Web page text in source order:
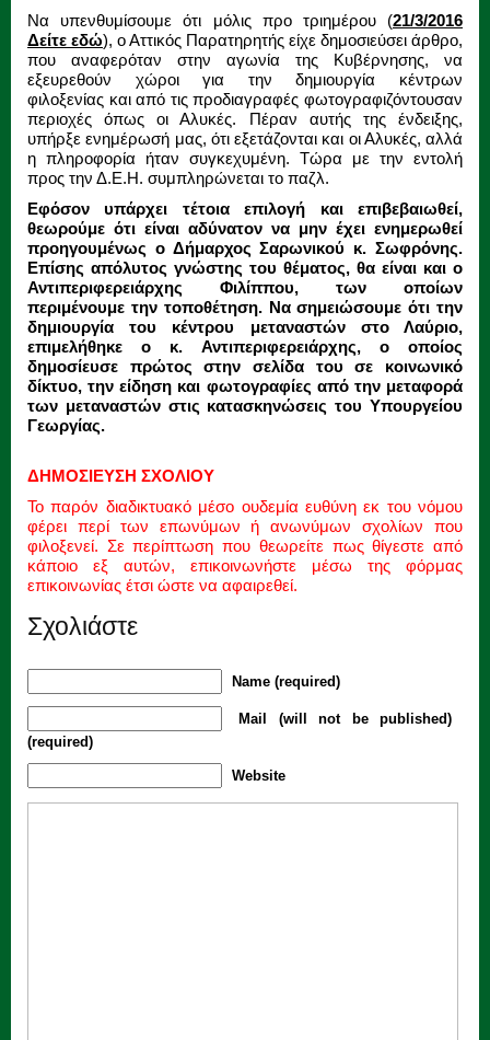
Να υπενθυμίσουμε ότι μόλις προ τριημέρου (21/3/2016
Δείτε εδώ), ο Αττικός Παρατηρητής είχε δημοσιεύσει άρθρο,
που αναφερόταν στην αγωνία της Κυβέρνησης, να
εξευρεθούν χώροι για την δημιουργία κέντρων
φιλοξενίας και από τις προδιαγραφές φωτογραφιζόντουσαν
περιοχές όπως οι Αλυκές. Πέραν αυτής της ένδειξης,
υπήρξε ενημέρωσή μας, ότι εξετάζονται και οι Αλυκές, αλλά
η πληροφορία ήταν συγκεχυμένη. Τώρα με την εντολή
προς την Δ.Ε.Η. συμπληρώνεται το παζλ.
Εφόσον υπάρχει τέτοια επιλογή και επιβεβαιωθεί,
θεωρούμε ότι είναι αδύνατον να μην έχει ενημερωθεί
προηγουμένως ο Δήμαρχος Σαρωνικού κ. Σωφρόνης.
Επίσης απόλυτος γνώστης του θέματος, θα είναι και ο
Αντιπεριφερειάρχης Φιλίππου, των οποίων
περιμένουμε την τοποθέτηση. Να σημειώσουμε ότι την
δημιουργία του κέντρου μεταναστών στο Λαύριο,
επιμελήθηκε ο κ. Αντιπεριφερειάρχης, ο οποίος
δημοσίευσε πρώτος στην σελίδα του σε κοινωνικό
δίκτυο, την είδηση και φωτογραφίες από την μεταφορά
των μεταναστών στις κατασκηνώσεις του Υπουργείου
Γεωργίας.
ΔΗΜΟΣΙΕΥΣΗ ΣΧΟΛΙΟΥ
Το παρόν διαδικτυακό μέσο ουδεμία ευθύνη εκ του νόμου
φέρει περί των επωνύμων ή ανωνύμων σχολίων που
φιλοξενεί. Σε περίπτωση που θεωρείτε πως θίγεστε από
κάποιο εξ αυτών, επικοινωνήστε μέσω της φόρμας
επικοινωνίας έτσι ώστε να αφαιρεθεί.
Σχολιάστε
Name (required)
Mail (will not be published)
(required)
Website